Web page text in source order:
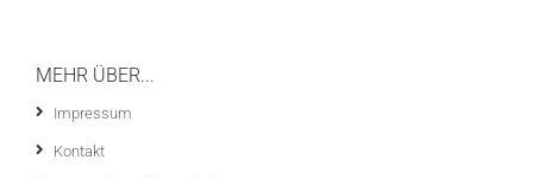
MEHR ÜBER...
Impressum
Kontakt